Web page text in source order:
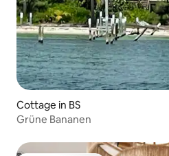
Cottage in BS
Grüne Bananen